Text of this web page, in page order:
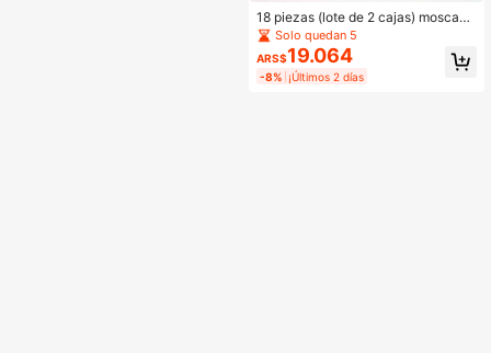
18 piezas (lote de 2 cajas) moscas
de pesca con mosca, moscas húme
das, señuelos ninfa para pesca de tr
ucha/carpa, señuelos artificiales (c
on caja de moscas)
Solo quedan 5
ARS$19.064
-8% ¡Últimos 2 días